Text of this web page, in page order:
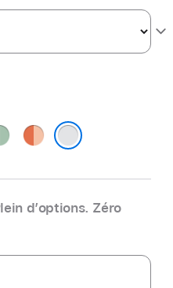
Orange
d’options. Zéro